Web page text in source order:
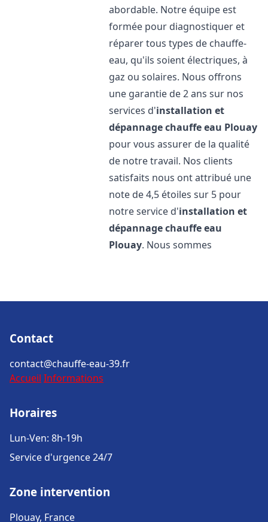
abordable. Notre équipe est
formée pour diagnostiquer et
réparer tous types de chauffe-
eau, qu'ils soient électriques, à
gaz ou solaires. Nous offrons
une garantie de 2 ans sur nos
services d'installation et
dépannage chauffe eau Plouay
pour vous assurer de la qualité
de notre travail. Nos clients
satisfaits nous ont attribué une
note de 4,5 étoiles sur 5 pour
notre service d'installation et
dépannage chauffe eau
Plouay. Nous sommes
Contact
contact@chauffe-eau-39.fr
Accueil Informations
Horaires
Lun-Ven: 8h-19h
Service d'urgence 24/7
Zone intervention
Plouay, France